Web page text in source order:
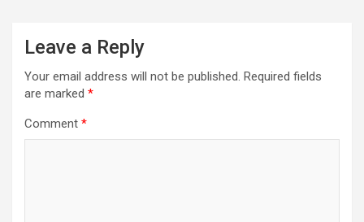
Leave a Reply
Your email address will not be published. Required fields
are marked *
Comment *